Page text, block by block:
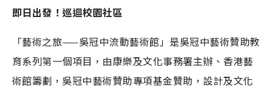
即日出發！巡迴校園社區
「藝術之旅——吳冠中流動藝術館」是吳冠中藝術贊助教
育系列第一個項目，由康樂及文化事務署主辦、香港藝
術館籌劃，吳冠中藝術贊助專項基金贊助，設計及文化